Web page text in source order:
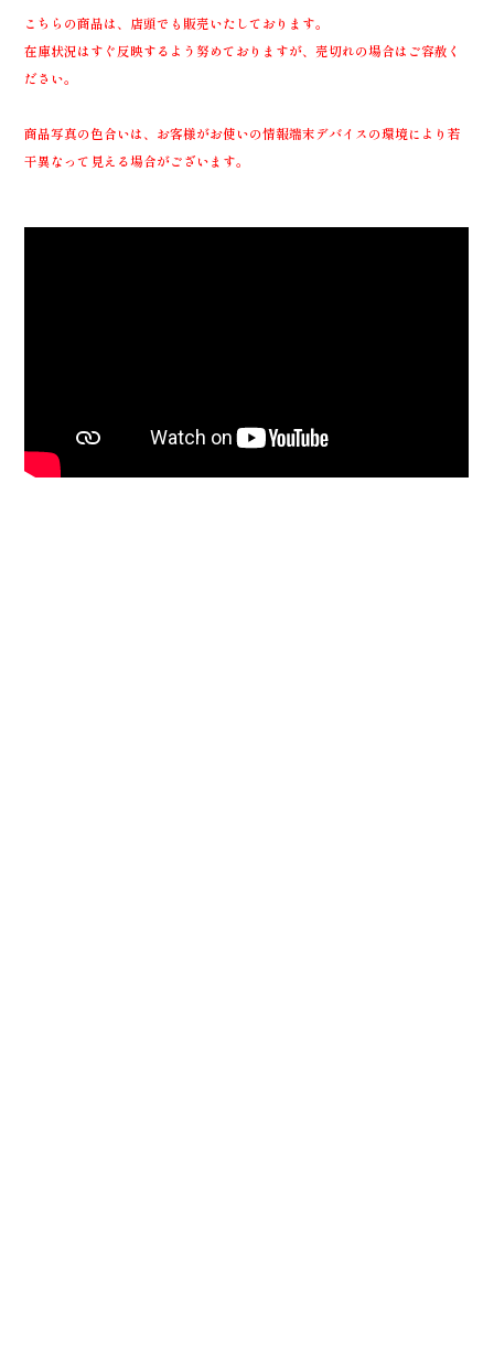
こちらの商品は、店頭でも販売いたしております。
在庫状況はすぐ反映するよう努めておりますが、売切れの場合はご容赦く
ださい。
商品写真の色合いは、お客様がお使いの情報端末デバイスの環境により若
干異なって見える場合がございます。